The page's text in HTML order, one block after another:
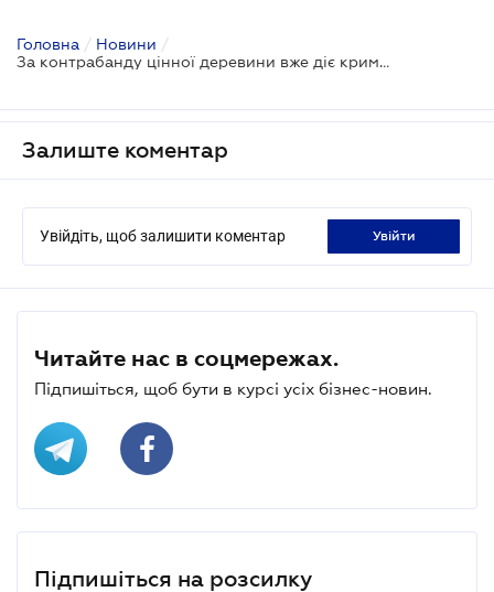
Головна / Новини /
За контрабанду цінної деревини вже діє кримінальна відповідальність
Залиште коментар
Увійдіть, щоб залишити коментар увійти
Читайте нас в соцмережах.
Підпишіться, щоб бути в курсі усіх бізнес-новин.
Підпишіться на розсилку